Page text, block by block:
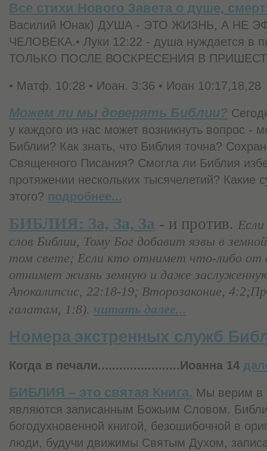
Все стихи Нового Завета о душе,
Василий Юнак) ДУША - ЭТО ЖИЗНЬ, А НЕ
ЧЕЛОВЕКА.• Луки 12:22 - душа нуждается
ТОЛЬКО ПОСЛЕ ВОСКРЕСЕНИЯ В
• Матф. 10:28 • Иоан. 3:36 • Иоан
Можем ли мы доверять Библии?
у каждого из нас может возникнуть вопрос -
Библии? Как знать, что Библия точна?
Священного Писания? Смогла ли Библия
протяжении нескольких тысячелетий? Какие
этого? подробнее...
БИБЛИЯ: За, За, За - и против.
слов Библии, Тому Бог добавит язвы в
том свете; Если кто отнимет что-либо от
отнимет жизнь земную и даже
Апокалипсис, 22:18-19; Второзаконие,
галатам, 1:8). читать далее...
Номера экстренных служб
Когда в печали.......................Иоанна 14
БИБЛИЯ – это святая Книга. Мы верим в
являются записанным Божьим Словом.
богодухновенной книгой, безошибочной в
люди, будучи движимы Святым Духом,